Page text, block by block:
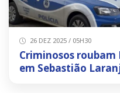
26 DEZ 2025 / 05H30
Criminosos roubam
em Sebastião